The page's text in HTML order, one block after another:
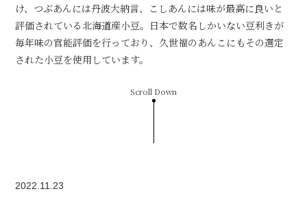
け、つぶあんには丹波大納言、こしあんには味が最高に良いと
評価されている北海道産小豆。日本で数名しかいない豆利きが
毎年味の官能評価を行っており、久世福のあんこにもその選定
された小豆を使用しています。
Scroll Down
2022.11.23